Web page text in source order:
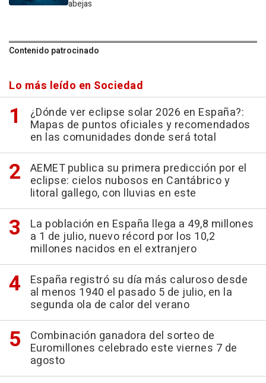
abejas
Contenido patrocinado
Lo más leído en Sociedad
¿Dónde ver eclipse solar 2026 en España?:
Mapas de puntos oficiales y recomendados
en las comunidades donde será total
AEMET publica su primera predicción por el
eclipse: cielos nubosos en Cantábrico y
litoral gallego, con lluvias en este
La población en España llega a 49,8 millones
a 1 de julio, nuevo récord por los 10,2
millones nacidos en el extranjero
España registró su día más caluroso desde
al menos 1940 el pasado 5 de julio, en la
segunda ola de calor del verano
Combinación ganadora del sorteo de
Euromillones celebrado este viernes 7 de
agosto